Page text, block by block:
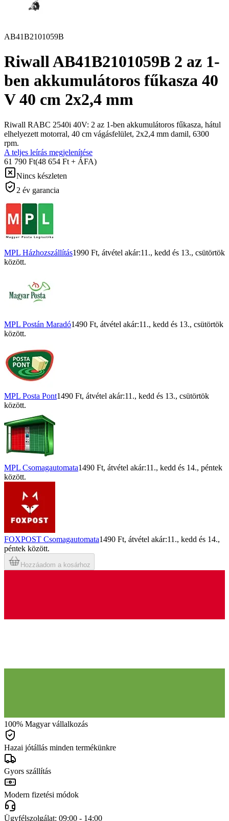
AB41B2101059B
Riwall AB41B2101059B 2 az 1-
ben akkumulátoros fűkasza 40
V 40 cm 2x2,4 mm
Riwall RABC 2540i 40V: 2 az 1-ben akkumulátoros fűkasza, hátul
elhelyezett motorral, 40 cm vágásfelület, 2x2,4 mm damil, 6300
rpm.
A teljes leírás megjelenítése
61 790 Ft(48 654 Ft + ÁFA)
Nincs készleten
2 év garancia
MPL Házhozszállítás1990 Ft, átvétel akár:11., kedd és 13., csütörtök
között.
MPL Postán Maradó1490 Ft, átvétel akár:11., kedd és 13., csütörtök
között.
MPL Posta Pont1490 Ft, átvétel akár:11., kedd és 13., csütörtök
között.
MPL Csomagautomata1490 Ft, átvétel akár:11., kedd és 14., péntek
között.
FOXPOST Csomagautomata1490 Ft, átvétel akár:11., kedd és 14.,
péntek között.
Hozzáadom a kosárhoz
100% Magyar vállalkozás
Hazai jótállás minden termékünkre
Gyors szállítás
Modern fizetési módok
Ügyfélszolgálat: 09:00 - 14:00